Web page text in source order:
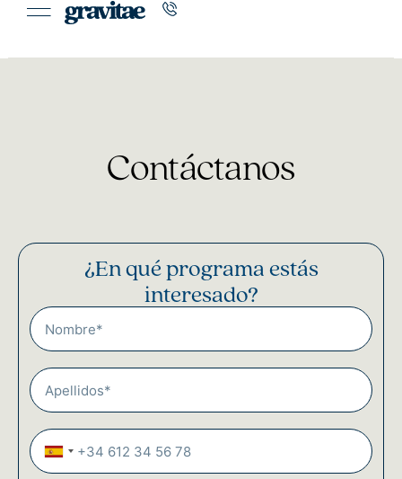
Contáctanos
¿En qué programa estás
interesado?
Spain +34